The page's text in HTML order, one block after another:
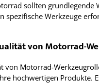
sollten grundlegende
Werkzeuge
von Motorrad-
von Motorrad-
hochwertigen Produkte.